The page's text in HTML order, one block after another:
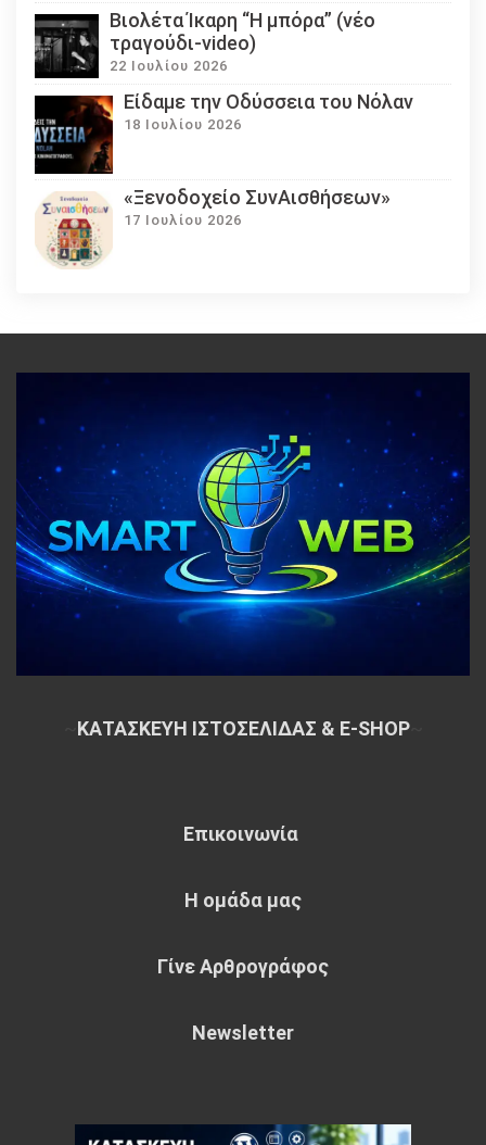
Βιολέτα Ίκαρη “Η μπόρα” (νέο
τραγούδι-video)
22 Ιουλίου 2026
Eίδαμε την Οδύσσεια του Νόλαν
18 Ιουλίου 2026
«Ξενοδοχείο ΣυνΑισθήσεων»
17 Ιουλίου 2026
ΚΑΤΑΣΚΕΥΗ ΙΣΤΟΣΕΛΙΔΑΣ & E-SHOP~
Επικοινωνία
Η ομάδα μας
Γίνε Αρθρογράφος
Newsletter